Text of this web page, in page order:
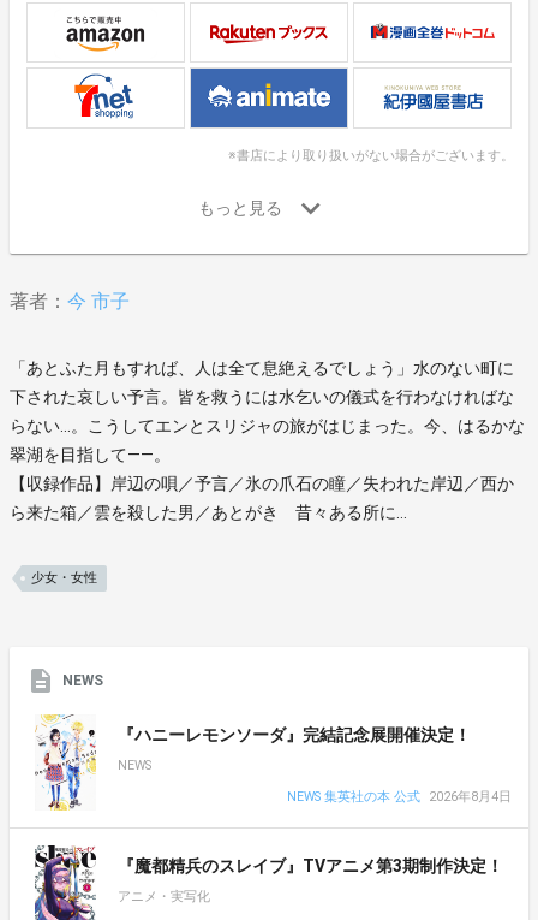
※書店により取り扱いがない場合がございます。
著者： 今 市子
「あとふた月もすれば、人は全て息絶えるでしょう」水のない町に
下された哀しい予言。皆を救うには水乞いの儀式を行わなければな
らない…。こうしてエンとスリジャの旅がはじまった。今、はるかな
翠湖を目指して――。
【収録作品】岸辺の唄／予言／氷の爪石の瞳／失われた岸辺／西か
ら来た箱／雲を殺した男／あとがき 昔々ある所に…
少女・女性
NEWS
『ハニーレモンソーダ』完結記念展開催決定！
NEWS
NEWS 集英社の本 公式
2026年8月4日
『魔都精兵のスレイブ』TVアニメ第3期制作決定！
アニメ・実写化